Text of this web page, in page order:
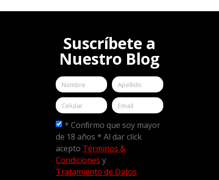
Suscríbete a
Nuestro Blog
* Conﬁrmo que soy mayor
de 18 años * Al dar click
acepto Términos &
Condiciones y
Tratamiento de Datos